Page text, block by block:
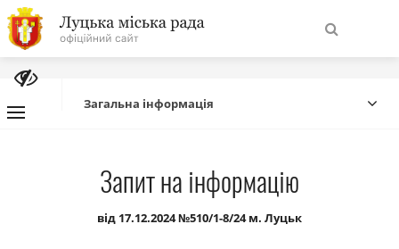
На
головну
сайту
Про місто
Міська влада
Загальна інформація
Запит на інформацію
від 17.12.2024 №510/1-8/24 м. Луцьк